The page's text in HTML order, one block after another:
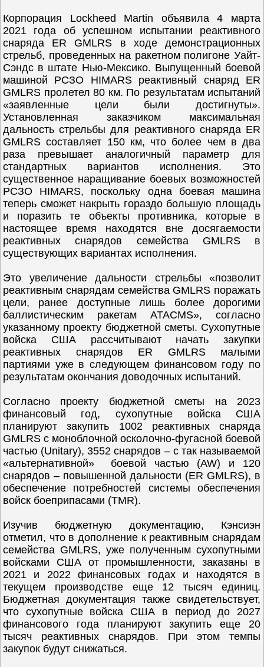
Корпорация Lockheed Martin объявила 4 марта
2021 года об успешном испытании реактивного
снаряда ER GMLRS в ходе демонстрационных
стрельб, проведенных на ракетном полигоне Уайт-
Сэндс в штате Нью-Мексико. Выпущенный боевой
машиной РСЗО HIMARS реактивный снаряд ER
GMLRS пролетел 80 км. По результатам испытаний
«заявленные цели были достигнуты».
Установленная заказчиком максимальная
дальность стрельбы для реактивного снаряда ER
GMLRS составляет 150 км, что более чем в два
раза превышает аналогичный параметр для
стандартных вариантов исполнения. Это
существенное наращивание боевых возможностей
РСЗО HIMARS, поскольку одна боевая машина
теперь сможет накрыть гораздо большую площадь
и поразить те объекты противника, которые в
настоящее время находятся вне досягаемости
реактивных снарядов семейства GMLRS в
существующих вариантах исполнения.
Это увеличение дальности стрельбы «позволит
реактивным снарядам семейства GMLRS поражать
цели, ранее доступные лишь более дорогими
баллистическим ракетам ATACMS», согласно
указанному проекту бюджетной сметы. Сухопутные
войска США рассчитывают начать закупки
реактивных снарядов ER GMLRS малыми
партиями уже в следующем финансовом году по
результатам окончания доводочных испытаний.
Согласно проекту бюджетной сметы на 2023
финансовый год, сухопутные войска США
планируют закупить 1002 реактивных снаряда
GMLRS с моноблочной осколочно-фугасной боевой
частью (Unitary), 3552 снарядов – с так называемой
«альтернативной» боевой частью (AW) и 120
снарядов – повышенной дальности (ER GMLRS), в
обеспечение потребностей системы обеспечения
войск боеприпасами (TMR).
Изучив бюджетную документацию, Кэнсиэн
отметил, что в дополнение к реактивным снарядам
семейства GMLRS, уже полученным сухопутными
войсками США от промышленности, заказаны в
2021 и 2022 финансовых годах и находятся в
текущем производстве еще 12 тысяч единиц.
Бюджетная документация также свидетельствует,
что сухопутные войска США в период до 2027
финансового года планируют закупить еще 20
тысяч реактивных снарядов. При этом темпы
закупок будут снижаться.